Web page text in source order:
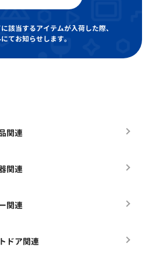
該当するアイテムが入荷した際、
てお知らせします。
関連
関連
関連
ドア関連